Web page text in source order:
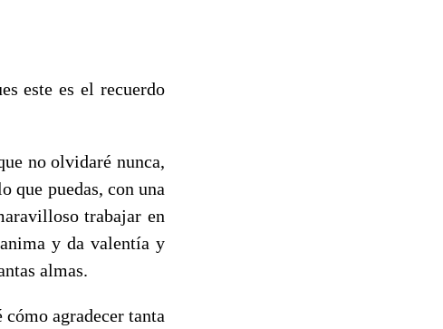
este es el recuerdo
no olvidaré nunca,
que puedas, con una
trabajar en
y da valentía y
almas.
agradecer tanta